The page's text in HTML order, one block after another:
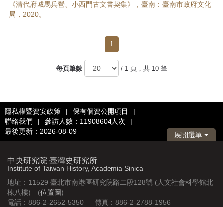
《清代府城馬兵營、小西門古文書契集》，臺南：臺南市政府文化
局，2020。
1
每頁筆數 / 1 頁，共 10 筆
隱私權暨資安政策 | 保有個資公開項目
|
聯絡我們
| 參訪人數：11908604人次
|
最後更新：2026-08-09
展開選單
中央研究院 臺灣史研究所
Institute of Taiwan History, Academia Sinica
地址：11529 臺北市南港區研究院路二段128號 (人文社會科學館北
棟八樓) (位置圖)
電話：886-2-2652-5350 傳真：886-2-2788-1956